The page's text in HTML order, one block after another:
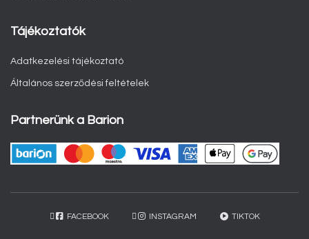
Tájékoztatók
Adatkezelési tájékoztató
Általános szerződési feltételek
Partnerünk a Barion
FACEBOOK INSTAGRAM TIKTOK